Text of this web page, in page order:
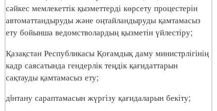
сәйкес мемлекеттік қызметтерді көрсету процестерін
автоматтандыруды және оңтайландыруды қамтамасыз
ету бойынша ведомстволардың қызметін үйлестіру;
Қазақстан Республикасы Қоғамдық даму министрлігінің
кадр саясатында гендерлік теңдік қағидаттарын
сақтауды қамтамасыз ету;
дiнтану сараптамасын жүргізу қағидаларын бекіту;